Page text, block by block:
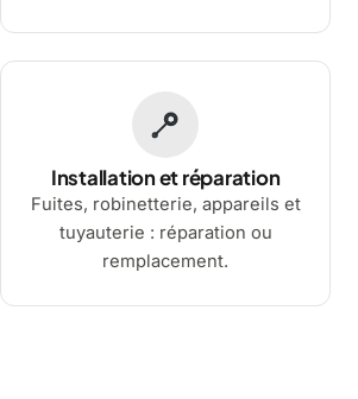
Installation et réparation
Fuites, robinetterie, appareils et
tuyauterie : réparation ou
remplacement.